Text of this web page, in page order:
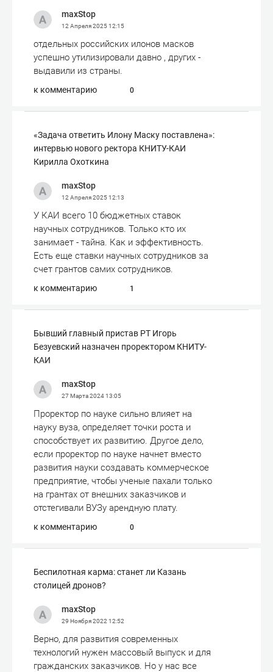
maxStop
12 Апреля 202512:15
отдельных российских илонов масков
успешно утилизировали давно , других -
выдавили из страны.
к комментарию 0
«Задача ответить Илону Маску поставлена»:
интервью нового ректора КНИТУ-КАИ
Кирилла Охоткина
maxStop
12 Апреля 202512:13
У КАИ всего 10 бюджетных ставок
научных сотрудников. Только кто их
занимает - тайна. Как и эффективность.
Есть еще ставки научных сотрудников за
счет грантов самих сотрудников.
к комментарию 1
Бывший главный пристав РТ Игорь
Безуевский назначен проректором КНИТУ-
КАИ
maxStop
27 Марта 202413:05
Проректор по науке сильно влияет на
науку вуза, определяет точки роста и
способствует их развитию. Другое дело,
если проректор по науке начнет вместо
развития науки создавать коммерческое
предприятие, чтобы ученые пахали только
на грантах от внешних заказчиков и
отстегивали ВУЗу арендную плату.
к комментарию 0
Беспилотная карма: станет ли Казань
столицей дронов?
maxStop
29 Ноября 2022 12:52
Верно, для развития современных
технологий нужен массовый выпуск и для
гражданских заказчиков. Но у нас все